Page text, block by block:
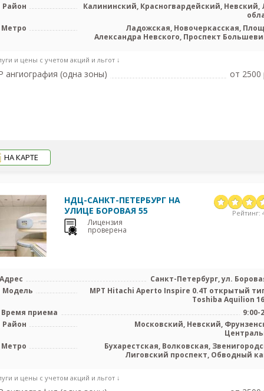
Район
Калининский, Красногвардейский, Невский,
Метро
Ладожская, Новочеркасская,
Александра Невского, Проспект
и цены с учетом акций и льгот ↓
ангиография (одна зоны) от 2500
НА КАРТЕ
НДЦ-САНКТ-ПЕТЕРБУРГ НА
УЛИЦЕ БОРОВАЯ 55
Лицензия
проверена
Рейтинг:
Санкт-Петербург, ул.
Модель
МРТ Hitachi Aperto Inspire 0.4T открытый
Toshiba Aquilion
Время приема
9:00-
Район
Московский, Невский,
Метро
Бухарестская, Волковская,
Лиговский проспект, Обводный
и цены с учетом акций и льгот ↓